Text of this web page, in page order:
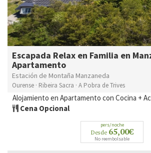
Escapada Relax en Familia en
Apartamento
Estación de Montaña Manzaneda
Ourense · Ribeira Sacra · A Pobra de Trives
Alojamiento en Apartamento con Cocina +
Cena Opcional
pers/noche
Desde 65,00€
No reembolsable